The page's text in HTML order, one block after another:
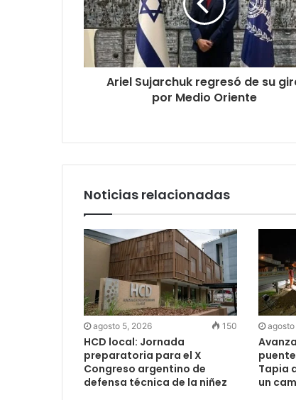
Ariel Sujarchuk regresó de su
por Medio Oriente
Noticias relacionadas
agosto 5, 2026 150
HCD local: Jornada
preparatoria para el X
Congreso argentino de
defensa técnica de la niñez
Tapia
un